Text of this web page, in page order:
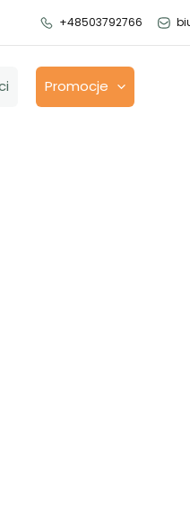
+48503792766
Promocje